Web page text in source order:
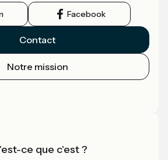
Facebook
Contact
Notre mission
ce que c'est ?